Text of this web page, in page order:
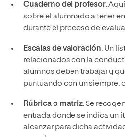
Cuaderno del profesor.
sobre el alumnado a tener
durante el proceso de
Escalas de valoración. Un
relacionados con la
alumnos deben trabajar y
puntuando con un siempre,
Rúbrica o matriz. Se
entrada donde se indica un
alcanzar para dicha